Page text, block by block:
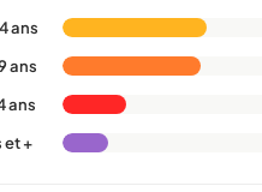
ans
ans
ans
et +